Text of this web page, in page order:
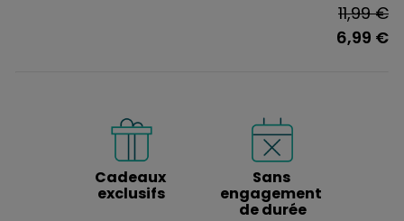
11,99 €
6,99 €
Cadeaux
exclusifs
Sans
engagement
de durée